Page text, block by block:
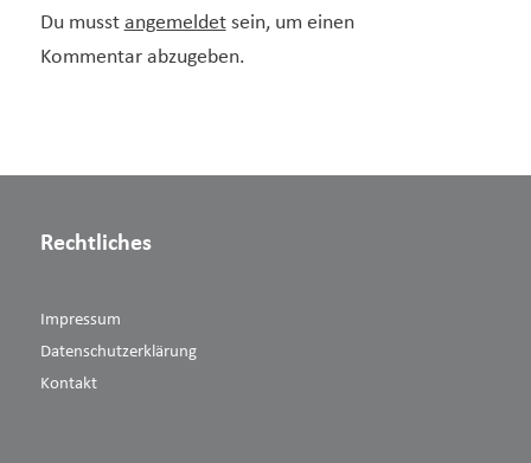
Du musst angemeldetsein, um einen
Kommentar abzugeben.
Rechtliches
Impressum
Datenschutzerklärung
Kontakt